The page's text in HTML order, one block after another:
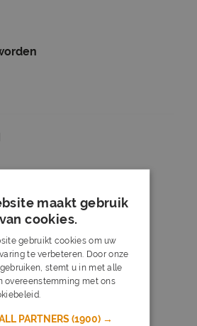
HBO
maakt gebruik
van cookies.
gebruikt cookies om uw
te verbeteren. Door onze
stemt u in met alle
overeenstemming met ons
PARTNERS(1900) →